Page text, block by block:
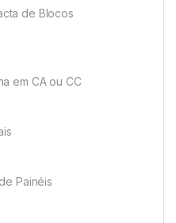
de Blocos
em CA ou CC
Painéis